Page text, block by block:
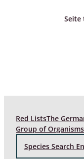
Seite
Red ListsThe
Group of Organisms
Species Search